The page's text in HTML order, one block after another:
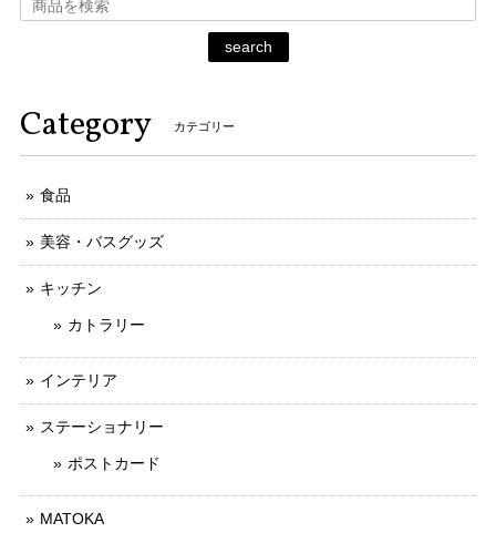
search
Category カテゴリー
食品
美容・バスグッズ
キッチン
カトラリー
インテリア
ステーショナリー
ポストカード
MATOKA